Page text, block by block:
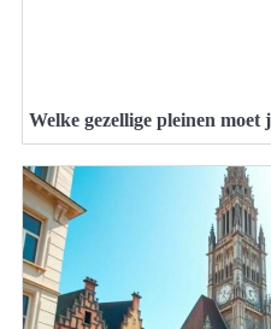
Welke gezellige pleinen moet